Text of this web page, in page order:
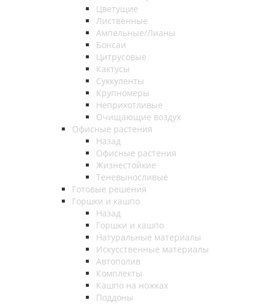
Цветущие
Лиственные
Ампельные/Лианы
Бонсаи
Цитрусовые
Кактусы
Суккуленты
Крупномеры
Неприхотливые
Очищающие воздух
Офисные растения
Назад
Офисные растения
Жизнестойкие
Теневыносливые
Готовые решения
Горшки и кашпо
Назад
Горшки и кашпо
Натуральные материалы
Искусственные материалы
Автополив
Комплекты
Кашпо на ножках
Поддоны